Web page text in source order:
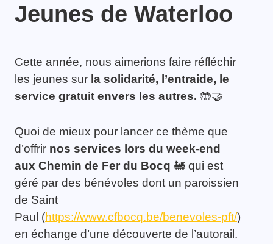
Jeunes de Waterloo
Cette année, nous aimerions faire réfléchir
les jeunes sur la solidarité, l’entraide, le
service gratuit envers les autres. 🤲🤝
Quoi de mieux pour lancer ce thème que
d’offrir nos services lors du week-end
aux Chemin de Fer du Bocq 🚂 qui est
géré par des bénévoles dont un paroissien
de Saint
Paul (https://www.cfbocq.be/benevoles-pft/)
en échange d’une découverte de l’autorail.